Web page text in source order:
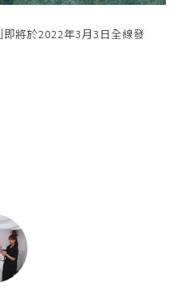
將於2022年3月3日全線發